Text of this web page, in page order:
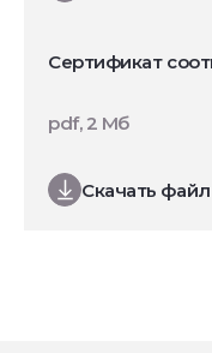
Сертификат
Скачать файл
pdf, 2 Мб